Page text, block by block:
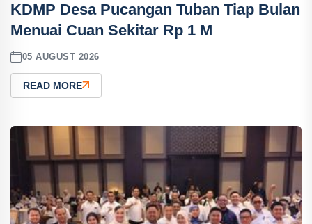
KDMP Desa Pucangan Tuban Tiap Bulan
Menuai Cuan Sekitar Rp 1 M
05 AUGUST 2026
READ MORE